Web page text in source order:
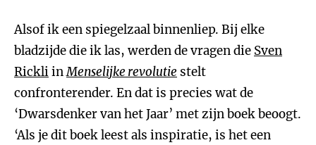
Alsof ik een spiegelzaal binnenliep. Bij elke
bladzijde die ik las, werden de vragen die Sven
RickliinMenselijke revolutie stelt
confronterender. En dat is precies wat de
‘Dwarsdenker van het Jaar’ met zijn boek beoogt.
‘Als je dit boek leest als inspiratie, is het een